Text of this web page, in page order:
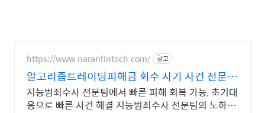
https://www.naranfintech.com/ 광고
알고리즘트레이딩피해금 회수 사기 사건 전문
팀, 확실한
지능범죄수사 전문팀에서 빠른 피해 회복 가능, 초기대
응으로 빠른 사건 해결 지능범죄수사 전문팀의 노하우